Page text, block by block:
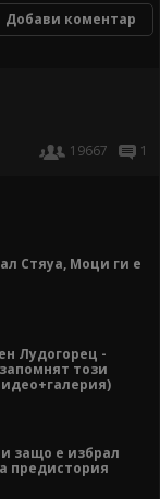
Добави коментар
19667
1
Стяуа, Моци ги е
Лудогорец -
този
защо е избрал
предистория